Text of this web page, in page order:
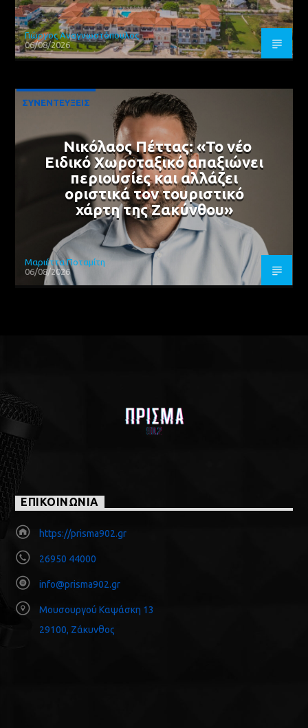
Γιώργος Αναγνωστόπουλος
06/08/2026
ΣΥΝΕΝΤΕΥΞΕΙΣ
Νικόλαος Πέττας: «Το νέο
Ειδικό Χωροταξικό απαξιώνει
περιουσίες και αλλάζει
οριστικά τον τουριστικό
χάρτη της Ζακύνθου»
Μαριέττα Ποταμίτη
06/08/2026
ΕΠΙΚΟΙΝΩΝΙΑ
https://prisma902.gr
26950 44000
info@prisma902.gr
Μουσουργού Καψάσκη 13
29100, Ζάκυνθος